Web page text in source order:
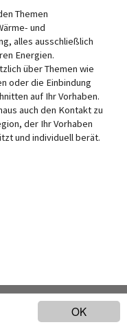
OK
Themen
und
alles ausschließlich
Energien.
über Themen wie
oder die Einbindung
auf Ihr Vorhaben.
auch den Kontakt zu
der Ihr Vorhaben
und individuell berät.